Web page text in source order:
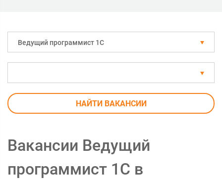
Ведущий программист 1С
НАЙТИ ВАКАНСИИ
Вакансии Ведущий
программист 1С в